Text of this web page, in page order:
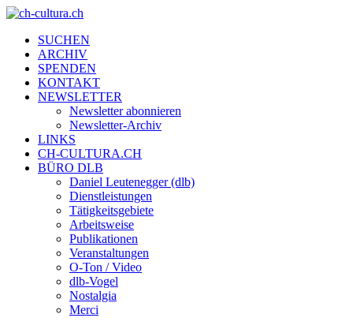
SUCHEN
ARCHIV
SPENDEN
KONTAKT
NEWSLETTER
Newsletter abonnieren
Newsletter-Archiv
LINKS
CH-CULTURA.CH
BÜRO DLB
Daniel Leutenegger (dlb)
Dienstleistungen
Tätigkeitsgebiete
Arbeitsweise
Publikationen
Veranstaltungen
O-Ton / Video
dlb-Vogel
Nostalgia
Merci